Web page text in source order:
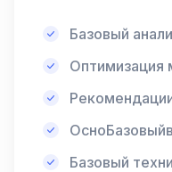
Базовый
Оптимизация
Базовый